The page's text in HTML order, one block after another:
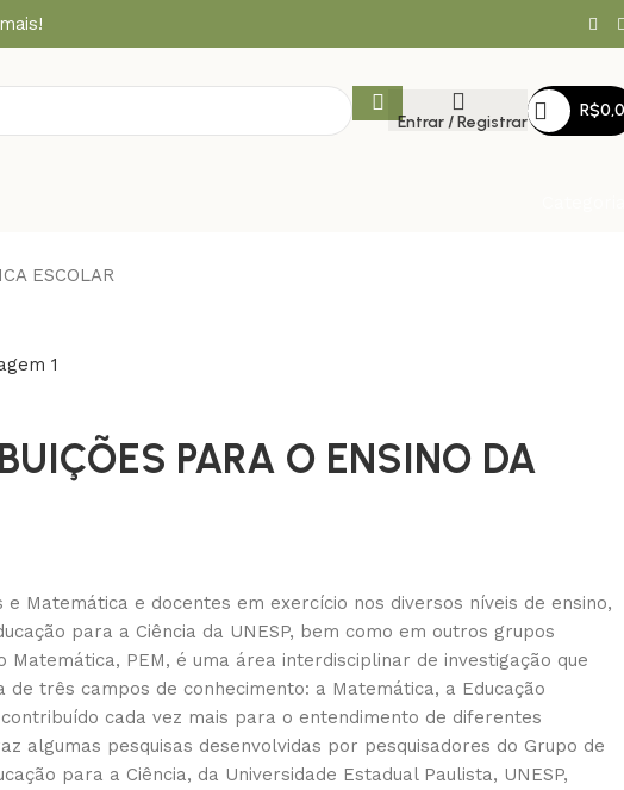
Entrar / Registrar
R$
ESCOLAR
PARA O ENSINO DA
Matemática e docentes em exercício nos diversos níveis de ensino,
para a Ciência da UNESP, bem como em outros grupos
Matemática, PEM, é uma área interdisciplinar de investigação que
três campos de conhecimento: a Matemática, a Educação
cada vez mais para o entendimento de diferentes
algumas pesquisas desenvolvidas por pesquisadores do Grupo de
para a Ciência, da Universidade Estadual Paulista, UNESP,